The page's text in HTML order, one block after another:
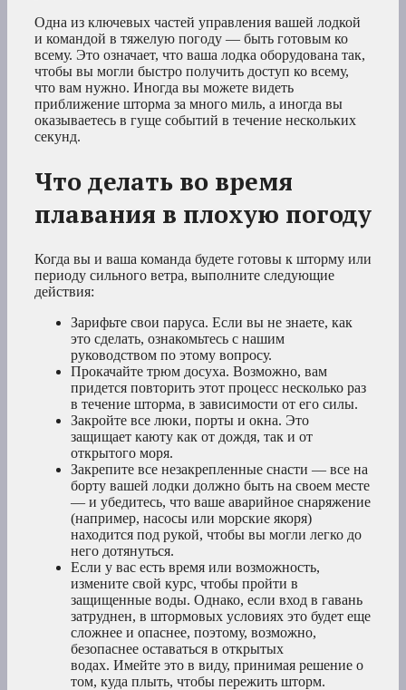
Одна из ключевых частей управления вашей лодкой
и командой в тяжелую погоду — быть готовым ко
всему. Это означает, что ваша лодка оборудована так,
чтобы вы могли быстро получить доступ ко всему,
что вам нужно. Иногда вы можете видеть
приближение шторма за много миль, а иногда вы
оказываетесь в гуще событий в течение нескольких
секунд.
Что делать во время
плавания в плохую погоду
Когда вы и ваша команда будете готовы к шторму или
периоду сильного ветра, выполните следующие
действия:
Зарифьте свои паруса. Если вы не знаете, как
это сделать, ознакомьтесь с нашим
руководством по этому вопросу.
Прокачайте трюм досуха. Возможно, вам
придется повторить этот процесс несколько раз
в течение шторма, в зависимости от его силы.
Закройте все люки, порты и окна. Это
защищает каюту как от дождя, так и от
открытого моря.
Закрепите все незакрепленные снасти — все на
борту вашей лодки должно быть на своем месте
— и убедитесь, что ваше аварийное снаряжение
(например, насосы или морские якоря)
находится под рукой, чтобы вы могли легко до
него дотянуться.
Если у вас есть время или возможность,
измените свой курс, чтобы пройти в
защищенные воды. Однако, если вход в гавань
затруднен, в штормовых условиях это будет еще
сложнее и опаснее, поэтому, возможно,
безопаснее оставаться в открытых
водах. Имейте это в виду, принимая решение о
том, куда плыть, чтобы пережить шторм.